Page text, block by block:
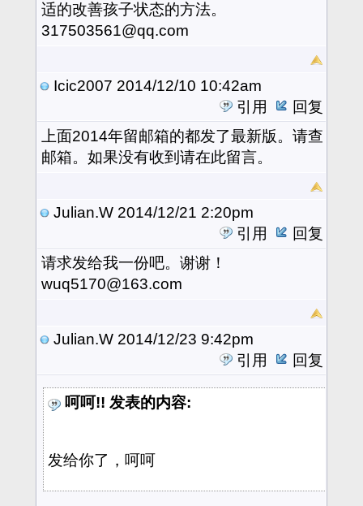
适的改善孩子状态的方法。
317503561@qq.com
Icic2007 2014/12/10 10:42am
引用
回复
上面2014年留邮箱的都发了最新版。请查
邮箱。如果没有收到请在此留言。
Julian.W 2014/12/21 2:20pm
引用
回复
请求发给我一份吧。谢谢！
wuq5170@163.com
Julian.W 2014/12/23 9:42pm
引用
回复
呵呵!! 发表的内容:
发给你了，呵呵